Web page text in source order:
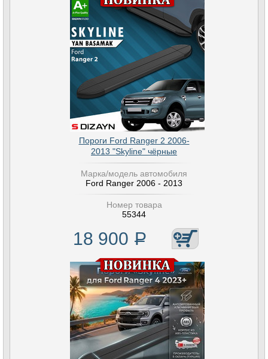
Пороги Ford Ranger 2 2006-
2013 "Skyline" чёрные
Марка/модель автомобиля
Ford Ranger 2006 - 2013
Номер товара
55344
18 900 Р